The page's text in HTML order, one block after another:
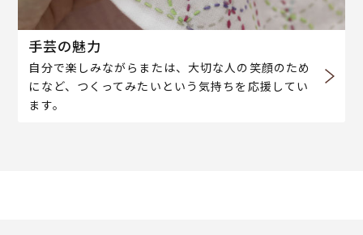
手芸の魅力
自分で楽しみながらまたは、大切な人の笑顔のため
になど、つくってみたいという気持ちを応援してい
ます。